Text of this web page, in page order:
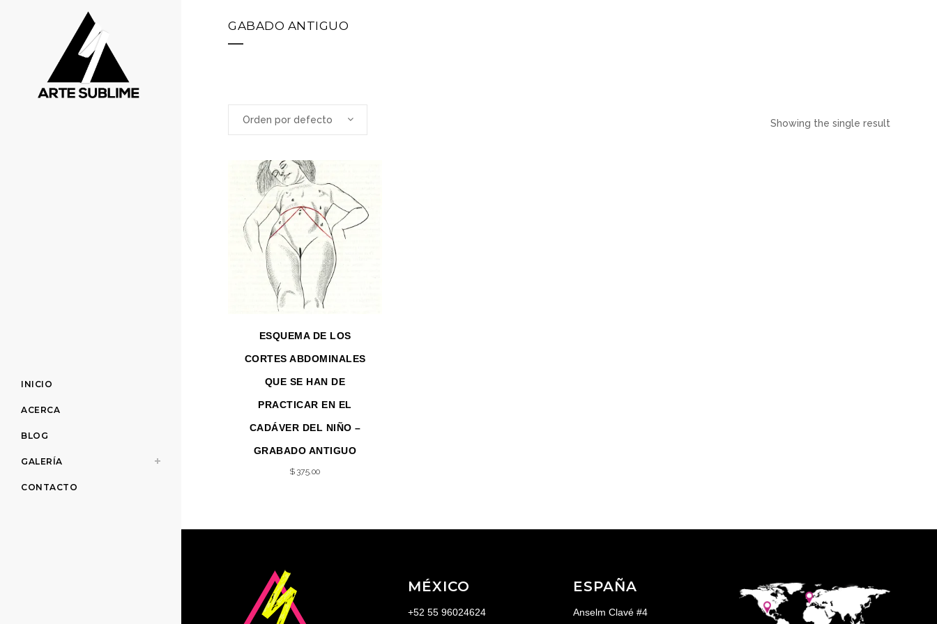
INICIO
ACERCA
BLOG
GALERÍA
CONTACTO
GABADO ANTIGUO
Showing the single result
Orden por defecto
ESQUEMA DE LOS
CORTES ABDOMINALES
QUE SE HAN DE
PRACTICAR EN EL
CADÁVER DEL NIÑO –
GRABADO ANTIGUO
$ 375.00
MÉXICO
+52 55 96024624
ESPAÑA
Anselm Clavé #4